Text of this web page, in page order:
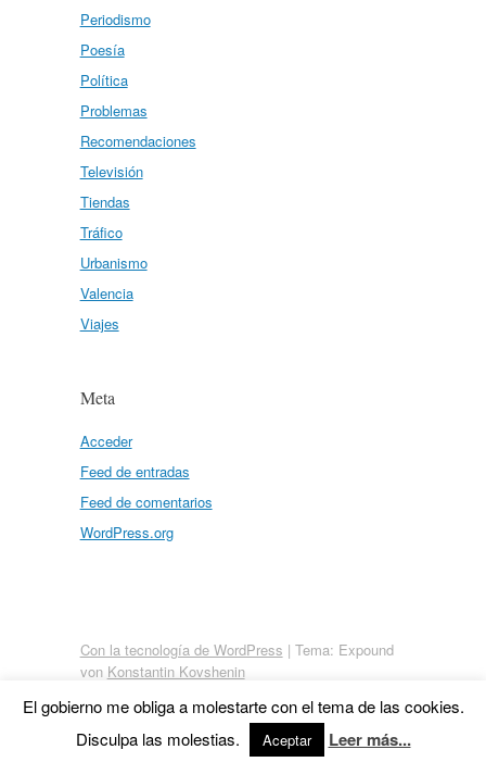
Periodismo
Poesía
Política
Problemas
Recomendaciones
Televisión
Tiendas
Tráfico
Urbanismo
Valencia
Viajes
Meta
Acceder
Feed de entradas
Feed de comentarios
WordPress.org
Con la tecnología de WordPress | Tema: Expound
von Konstantin Kovshenin
El gobierno me obliga a molestarte con el tema de las cookies.
Disculpa las molestias.
Aceptar Leer más...